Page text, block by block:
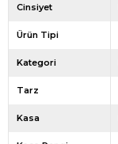
Cinsiyet
Ürün Tipi
Kategori
Tarz
Kasa